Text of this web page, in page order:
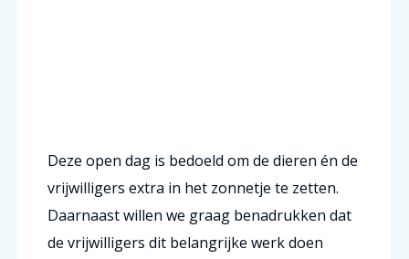
Deze open dag is bedoeld om de dieren én de
vrijwilligers extra in het zonnetje te zetten.
Daarnaast willen we graag benadrukken dat
de vrijwilligers dit belangrijke werk doen